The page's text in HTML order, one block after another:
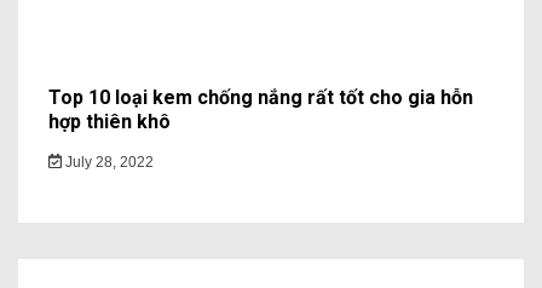
Top 10 loại kem chống nắng rất tốt cho gia hỗn
hợp thiên khô
July 28, 2022